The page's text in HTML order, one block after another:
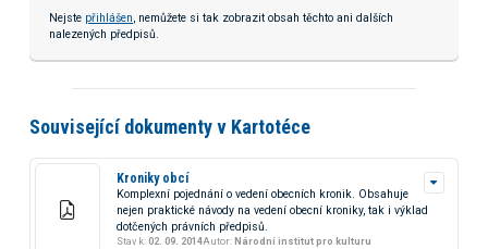
Velvyslanectví Československé socialistické republiky v Mongolské
lidové republice a Velvyslanectví Mongolské lidové republiky v
června 1982, tvořícího její nedílnou součást, Dohody o vzájemném
Mongolské lidové republice a Velvyslanectví Mongolské lidové republiky
v Československé socialistické republice ze dne 4. června 1976 a
republiky a Ministerstvem financí Mongolské lidové republiky o
způsobu přepočtu národních měn na převoditelné ruble pro zúčtování
výstavby objektů Velvyslanectví Československé socialistické republiky
v Ulánbátaru a Velvyslanectví Mongolské lidové republiky v Praze ze
dne 1. března 1984
Nejste přihlášen, nemůžete si tak zobrazit obsah těchto ani dalších
nalezených předpisů.
Související dokumenty v Kartotéce
Kroniky obcí
Komplexní pojednání o vedení obecních kronik. Obsahuje
nejen praktické návody na vedení obecní kroniky, tak i výklad
dotčených právních předpisů.
Stav k: 02. 09. 2014Autor: Národní institut pro kulturu